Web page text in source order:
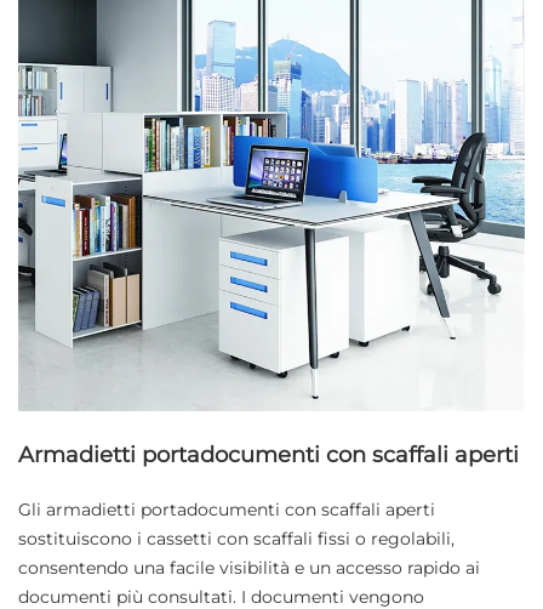
Armadietti portadocumenti con scaffali aperti
Gli armadietti portadocumenti con scaffali aperti
sostituiscono i cassetti con scaffali fissi o regolabili,
consentendo una facile visibilità e un accesso rapido ai
documenti più consultati. I documenti vengono